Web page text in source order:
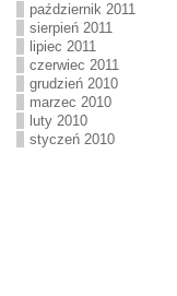
październik 2011
sierpień 2011
lipiec 2011
czerwiec 2011
grudzień 2010
marzec 2010
luty 2010
styczeń 2010